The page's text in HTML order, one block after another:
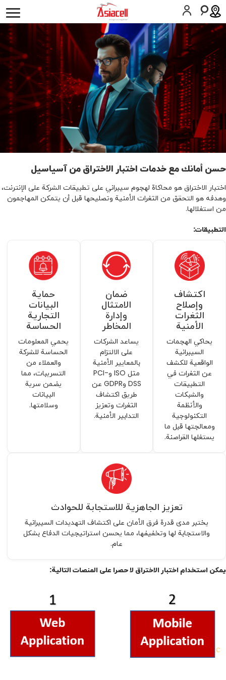
أفراد أعمالي لمحة عن الشركة وظائف المدونات
SIM اطلب المساعدة
كوردىEnglish
حسن أمانك مع خدمات اختبار الاختراق من آسياسيل
اختبار الاختراق هو محاكاة لهجوم سيبراني على تطبيقات الشركة على الإنترنت،
وهدفه هو التحقق من الثغرات الأمنية وتصليحها قبل أن يتمكن المهاجمون
من استغلالها.
التطبيقات:
اكتشاف
وإصلاح
الثغرات
الأمنية
يحاكي الهجمات
السيبرانية
الواقعية للكشف
عن الثغرات في
التطبيقات
والشبكات
والأنظمة
التكنولوجية
ومعالجتها قبل ما
يستغلها القراصنة.
ضمان
الامتثال
وإدارة
المخاطر
يساعد الشركات
على الالتزام
بالمعايير الأمنية
مثل ISO وPCI-
DSS وGDPR عن
طريق اكتشاف
الثغرات وتعزيز
التدابير الأمنية.
حماية
البيانات
التجارية
الحساسة
يحمي المعلومات
الحساسة للشركة
والعملاء من
التسريبات، مما
يضمن سرية
البيانات
وسلامتها.
تعزيز الجاهزية للاستجابة للحوادث
يختبر مدى قدرة فرق الأمان على اكتشاف التهديدات السيبرانية
والاستجابة لها وتخفيفها، مما يحسن استراتيجيات الدفاع بشكل
عام.
يمكن استخدام اختبار الاختراق لا حصرا على المنصات التالية: